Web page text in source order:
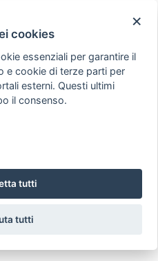
×
cookies
essenziali per garantire il
e cookie di terze parti per
esterni. Questi ultimi
il consenso.
tutti
tutti